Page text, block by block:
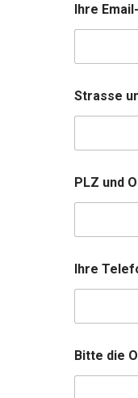
Ihre
Strasse
PLZ und
Ihre
Bitte die